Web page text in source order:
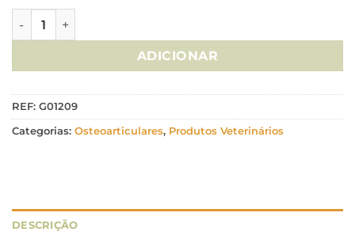
Quantidade de Omnicondro 10/20mg - 60 Comprimidos
ADICIONAR
REF: G01209
Categorias: Osteoarticulares, Produtos Veterinários
DESCRIÇÃO